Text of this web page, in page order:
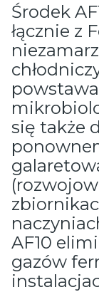
Środek
łącznie z
się także
AF10
gazów